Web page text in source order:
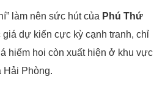
làm nên sức hút của Phú Thứ
dự kiến cực kỳ cạnh tranh, chỉ
hiếm hoi còn xuất hiện ở khu vực
Hải Phòng.